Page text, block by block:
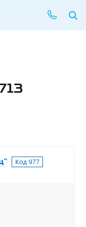
Код:977